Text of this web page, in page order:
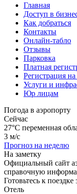
Главная
Доступ в
Как добраться
Контакты
Онлайн-табло
Отзывы
Парковка
Платная
Регистрация
Услуги и
Юр лицам
Погода в аэропорту
Сейчас
27°C переменная
3 м/с
Прогноз на неделю
На заметку
Официальный сайт
справочную
Готовьтесь к поездке
Отель